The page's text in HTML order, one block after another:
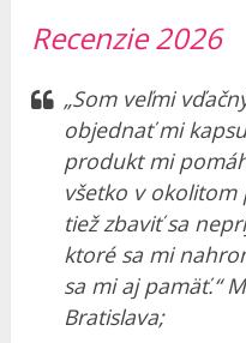
Recenzie 2026
„Som veľmi
objednať mi
produkt mi
všetko v
tiež zbaviť sa
ktoré sa mi
sa mi aj pamäť.“
Bratislava;